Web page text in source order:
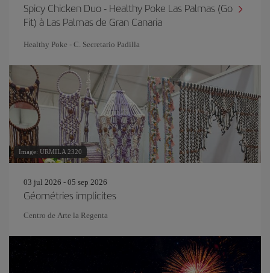
Spicy Chicken Duo - Healthy Poke Las Palmas (Go
Fit) à Las Palmas de Gran Canaria
Healthy Poke - C. Secretario Padilla
Image: URMILA 2320
03 jul 2026 - 05 sep 2026
Géométries implicites
Centro de Arte la Regenta